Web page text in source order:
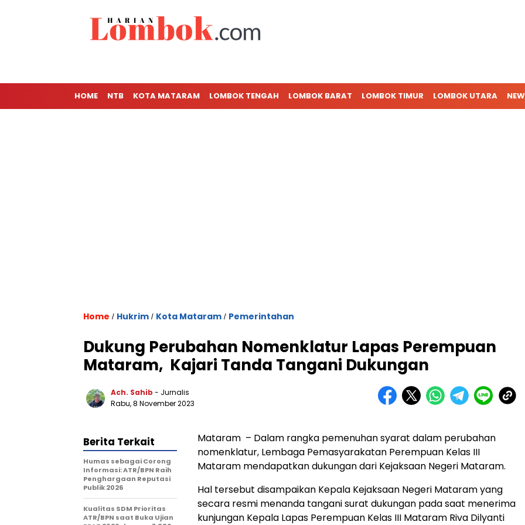
HOME NTB KOTA MATARAM LOMBOK TENGAH LOMBOK BARAT LOMBOK TIMUR LOMBOK UTARA
Home / Hukrim / Kota Mataram / Pemerintahan
Dukung Perubahan Nomenklatur Lapas Perempuan
Mataram, Kajari Tanda Tangani Dukungan
Ach. Sahib - Jurnalis
Rabu, 8 November 2023
Mataram – Dalam rangka pemenuhan syarat dalam perubahan
nomenklatur, Lembaga Pemasyarakatan Perempuan Kelas III
Mataram mendapatkan dukungan dari Kejaksaan Negeri Mataram.
Hal tersebut disampaikan Kepala Kejaksaan Negeri Mataram yang
secara resmi menanda tangani surat dukungan pada saat menerima
kunjungan Kepala Lapas Perempuan Kelas III Mataram Riva Dilyanti
Berita Terkait
Humas sebagai Corong
Informasi: ATR/BPN Raih
Penghargaan Reputasi
Publik 2026
Kualitas SDM Prioritas
ATR/BPN saat Buka Ujian